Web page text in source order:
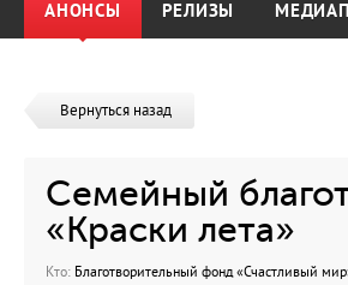
АНОНСЫ РЕЛИЗЫ
Вернуться назад
Семейный
«Краски лета»
Кто: Благотворительный фонд «Счастливый